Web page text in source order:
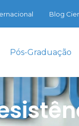
Blog
Pós-Graduação